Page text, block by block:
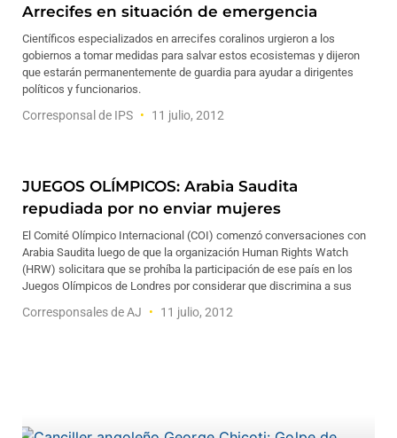
Arrecifes en situación de emergencia
Científicos especializados en arrecifes coralinos urgieron a los
gobiernos a tomar medidas para salvar estos ecosistemas y dijeron
que estarán permanentemente de guardia para ayudar a dirigentes
políticos y funcionarios.
Corresponsal de IPS 11 julio, 2012
JUEGOS OLÍMPICOS: Arabia Saudita
repudiada por no enviar mujeres
El Comité Olímpico Internacional (COI) comenzó conversaciones con
Arabia Saudita luego de que la organización Human Rights Watch
(HRW) solicitara que se prohíba la participación de ese país en los
Juegos Olímpicos de Londres por considerar que discrimina a sus
Corresponsales de AJ 11 julio, 2012